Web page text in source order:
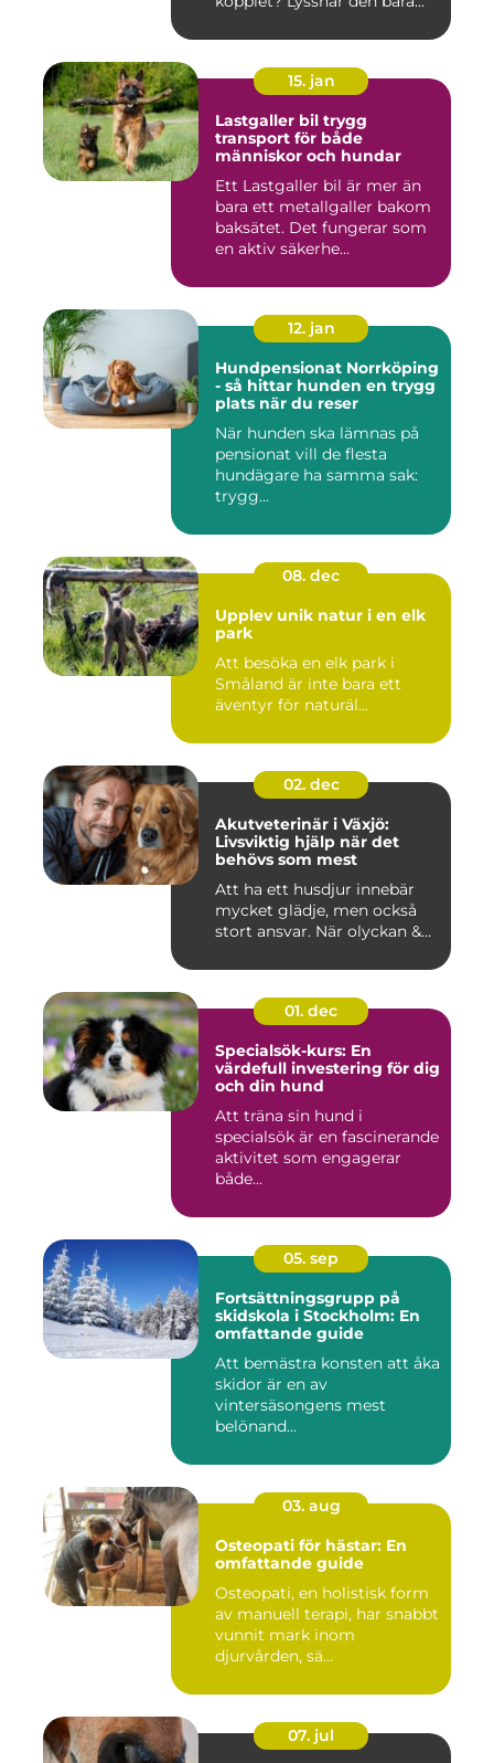
15. jan
Lastgaller bil trygg
transport för både
människor och hundar
Ett Lastgaller bil är mer än
bara ett metallgaller bakom
baksätet. Det fungerar som
en aktiv säkerhe...
12. jan
Hundpensionat Norrköping
- så hittar hunden en trygg
plats när du reser
När hunden ska lämnas på
pensionat vill de flesta
hundägare ha samma sak:
trygg...
08. dec
Upplev unik natur i en elk
park
Att besöka en elk park i
Småland är inte bara ett
äventyr för naturäl...
02. dec
Akutveterinär i Växjö:
Livsviktig hjälp när det
behövs som mest
Att ha ett husdjur innebär
mycket glädje, men också
stort ansvar. När olyckan &...
01. dec
Specialsök-kurs: En
värdefull investering för dig
och din hund
Att träna sin hund i
specialsök är en fascinerande
aktivitet som engagerar
både...
05. sep
Fortsättningsgrupp på
skidskola i Stockholm: En
omfattande guide
Att bemästra konsten att åka
skidor är en av
vintersäsongens mest
belönand...
03. aug
Osteopati för hästar: En
omfattande guide
Osteopati, en holistisk form
av manuell terapi, har snabbt
vunnit mark inom
djurvården, sä...
07. jul